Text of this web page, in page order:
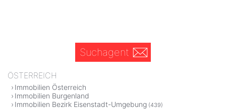
Suchagent
ÖSTERREICH
Immobilien Österreich
Immobilien Burgenland
Immobilien Bezirk Eisenstadt-Umgebung (439)